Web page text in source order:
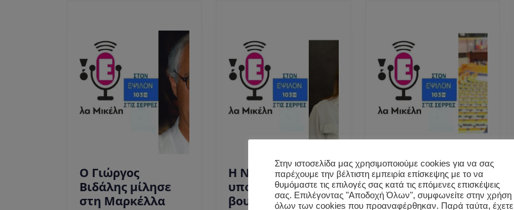
Ο Γιώργος
Βιδάλης μίλησε
στη Μαρκέλλα
Η Ναταλί Ζαράκη
υποψήφια
βουλευτής
Ο υποψήφιος
ευρωβουλευτής
Πάνος Γρέδης με
Στην ιστοσελίδα μας χρησιμοποιούμε cookies για να σας
παρέχουμε την βέλτιστη εμπειρία επίσκεψης με το να
θυμόμαστε τις επιλογές σας κατά τις επόμενες επισκέψεις
σας. Επιλέγοντας "Αποδοχή Όλων", συμφωνείτε στην χρήση
όλων των cookies που προαναφέρθηκαν. Παρά ταύτα, έχετε